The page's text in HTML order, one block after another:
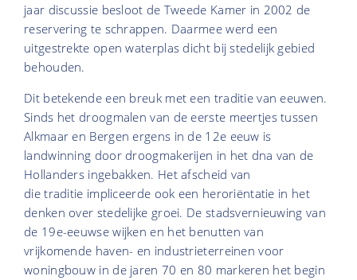
jaar discussie besloot de Tweede Kamer in 2002 de
reservering te schrappen. Daarmee werd een
uitgestrekte open waterplas dicht bij stedelijk gebied
behouden.
Dit betekende een breuk met een traditie van eeuwen.
Sinds het droogmalen van de eerste meertjes tussen
Alkmaar en Bergen ergens in de 12e eeuw is
landwinning door droogmakerijen in het dna van de
Hollanders ingebakken. Het afscheid van
die traditie impliceerde ook een heroriëntatie in het
denken over stedelijke groei. De stadsvernieuwing van
de 19e-eeuwse wijken en het benutten van
vrijkomende haven- en industrieterreinen voor
woningbouw in de jaren 70 en 80 markeren het begin